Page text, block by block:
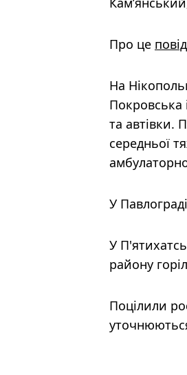
Про це
На
Покровська
та автівки.
середньої
У
У
району
Поцілили